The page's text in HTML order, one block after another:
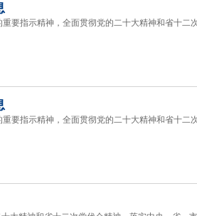
指示精神，全面贯彻党的二十大精神和省十二
指示精神，全面贯彻党的二十大精神和省十二